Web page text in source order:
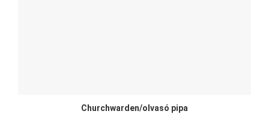
Churchwarden/olvasó pipa